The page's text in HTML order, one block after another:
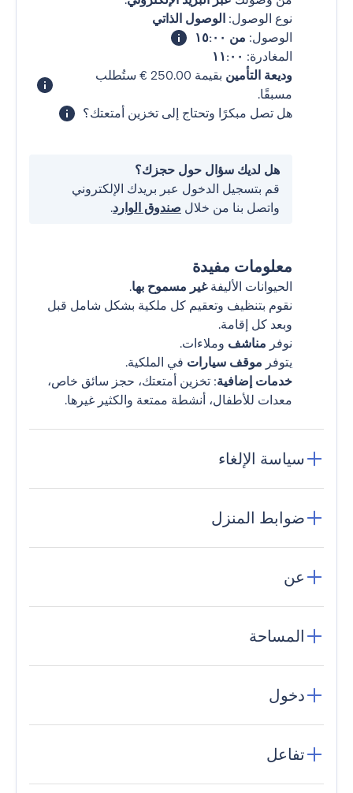
نوع الوصول: الوصول الذاتي
الوصول: من ١٥:٠٠
المغادرة: ١١:٠٠
وديعة التأمين
بقيمة ‏250.00 € ستُطلب
مسبقًا.
هل تصل مبكرًا وتحتاج إلى تخزين أمتعتك؟
هل لديك سؤال حول حجزك؟
قم بتسجيل الدخول عبر بريدك الإلكتروني
واتصل بنا من خلال صندوق الوارد.
معلومات مفيدة
الحيوانات الأليفةغير مسموح بها.
نقوم بتنظيف وتعقيم كل ملكية بشكل شامل قبل
وبعد كل إقامة.
نوفر مناشف وملاءات.
يتوفر موقف سيارات في الملكية.
خدمات إضافية: تخزين أمتعتك، حجز سائق خاص،
معدات للأطفال، أنشطة ممتعة والكثير غيرها.
سياسة الإلغاء
ضوابط المنزل
عن
المساحة
دخول
تفاعل